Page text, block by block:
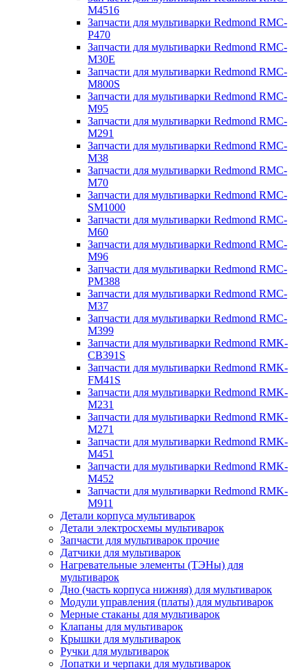
M4516
Запчасти для мультиварки Redmond RMC-
P470
Запчасти для мультиварки Redmond RMC-
M30E
Запчасти для мультиварки Redmond RMC-
M800S
Запчасти для мультиварки Redmond RMC-
M95
Запчасти для мультиварки Redmond RMC-
M291
Запчасти для мультиварки Redmond RMC-
M38
Запчасти для мультиварки Redmond RMC-
M70
Запчасти для мультиварки Redmond RMC-
SM1000
Запчасти для мультиварки Redmond RMC-
M60
Запчасти для мультиварки Redmond RMC-
M96
Запчасти для мультиварки Redmond RMC-
PM388
Запчасти для мультиварки Redmond RMC-
M37
Запчасти для мультиварки Redmond RMC-
M399
Запчасти для мультиварки Redmond RMK-
CB391S
Запчасти для мультиварки Redmond RMK-
FM41S
Запчасти для мультиварки Redmond RMK-
M231
Запчасти для мультиварки Redmond RMK-
M271
Запчасти для мультиварки Redmond RMK-
M451
Запчасти для мультиварки Redmond RMK-
M452
Запчасти для мультиварки Redmond RMK-
M911
Детали корпуса мультиварок
Детали электросхемы мультиварок
Запчасти для мультиварок прочие
Датчики для мультиварок
Нагревательные элементы (ТЭНы) для
мультиварок
Дно (часть корпуса нижняя) для мультиварок
Модули управления (платы) для мультиварок
Мерные стаканы для мультиварок
Клапаны для мультиварок
Крышки для мультиварок
Ручки для мультиварок
Лопатки и черпаки для мультиварок